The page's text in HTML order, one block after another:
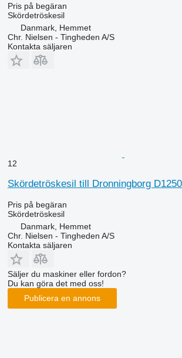
Pris på begäran
Skördetröskesil
Danmark, Hemmet
Chr. Nielsen - Tingheden A/S
Kontakta säljaren
12
Skördetröskesil till Dronningborg
Pris på begäran
Skördetröskesil
Danmark, Hemmet
Chr. Nielsen - Tingheden A/S
Kontakta säljaren
Säljer du maskiner eller fordon?
Du kan göra det med oss!
Publicera en annons